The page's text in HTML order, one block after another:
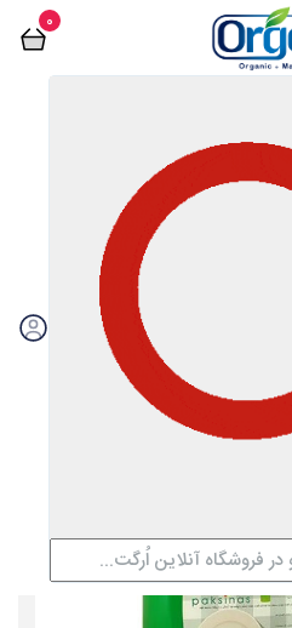
0
فروشگاه آنلاین اُرگت